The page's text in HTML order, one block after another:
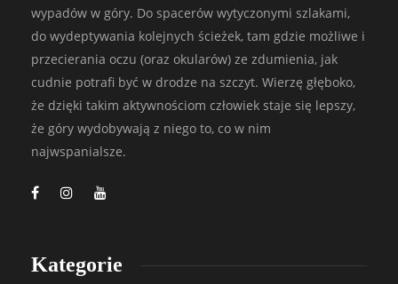
wypadów w góry. Do spacerów wytyczonymi szlakami,
do wydeptywania kolejnych ścieżek, tam gdzie możliwe i
przecierania oczu (oraz okularów) ze zdumienia, jak
cudnie potrafi być w drodze na szczyt. Wierzę głęboko,
że dzięki takim aktywnościom człowiek staje się lepszy,
że góry wydobywają z niego to, co w nim
najwspanialsze.
Kategorie